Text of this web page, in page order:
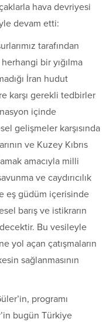
hava devriyesi
devam etti:
tarafından
bir yığılma
İran hudut
karşı gerekli tedbirler
içinde
gelişmeler karşısında
ve Kuzey Kıbrıs
amacıyla milli
ve caydırıcılık
eş güdüm içerisinde
barış ve istikrarın
Bu vesileyle
yol açan çatışmaların
sağlanmasının
programı
bugün Türkiye